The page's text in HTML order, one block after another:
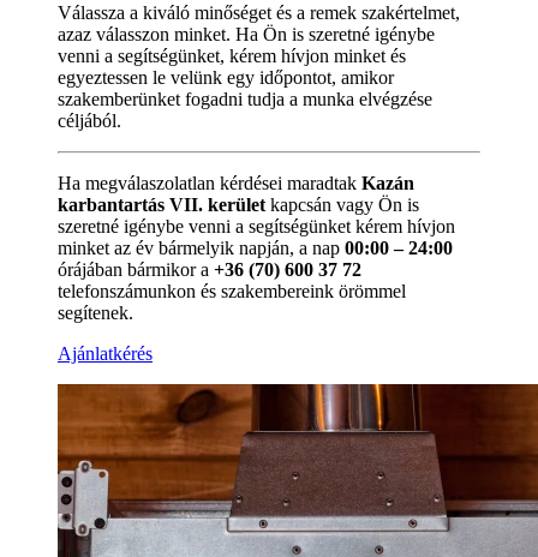
Válassza a kiváló minőséget és a remek szakértelmet,
azaz válasszon minket. Ha Ön is szeretné igénybe
venni a segítségünket, kérem hívjon minket és
egyeztessen le velünk egy időpontot, amikor
szakemberünket fogadni tudja a munka elvégzése
céljából.
Ha megválaszolatlan kérdései maradtak Kazán
karbantartás VII. kerület kapcsán vagy Ön is
szeretné igénybe venni a segítségünket kérem hívjon
minket az év bármelyik napján, a nap 00:00 – 24:00
órájában bármikor a +36 (70) 600 37 72
telefonszámunkon és szakembereink örömmel
segítenek.
Ajánlatkérés